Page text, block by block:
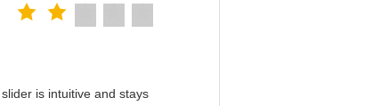
is intuitive and stays